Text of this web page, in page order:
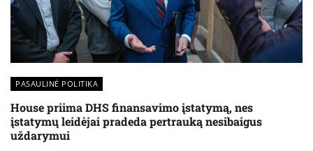
PASAULINĖ POLITIKA
House priima DHS finansavimo įstatymą, nes
įstatymų leidėjai pradeda pertrauką nesibaigus
uždarymui